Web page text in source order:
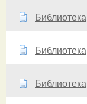
Библиотека
Библиотека
Библиотека